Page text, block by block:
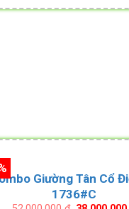
Giường Tân Cổ
1736#C